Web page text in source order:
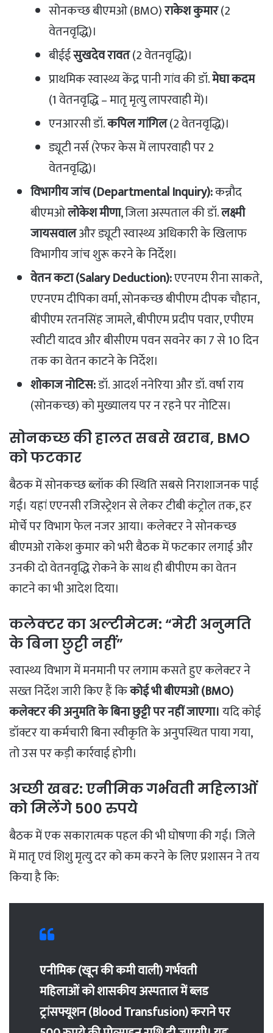
​सोनकच्छ बीएमओ (BMO)राकेश कुमार(2
वेतनवृद्धि)।
​बीईईसुखदेव रावत(2 वेतनवृद्धि)।
​प्राथमिक स्वास्थ्य केंद्र पानी गांव की डॉ.मेघा कदम
(1 वेतनवृद्धि – मातृ मृत्यु लापरवाही में)।
​एनआरसी डॉ.कपिल गांगिल(2 वेतनवृद्धि)।
​ड्यूटी नर्स (रेफर केस में लापरवाही पर 2
वेतनवृद्धि)।
विभागीय जांच (Departmental Inquiry):कन्नौद
बीएमओलोकेश मीणा, जिला अस्पताल की डॉ.लक्ष्मी
जायसवालऔर ड्यूटी स्वास्थ्य अधिकारी के खिलाफ
विभागीय जांच शुरू करने के निर्देश।
वेतन कटा (Salary Deduction):एएनएम रीना साकते,
एएनएम दीपिका वर्मा, सोनकच्छ बीपीएम दीपक चौहान,
बीपीएम रतनसिंह जामले, बीपीएम प्रदीप पवार, एपीएम
स्वीटी यादव और बीसीएम पवन सवनेर का 7 से 10 दिन
तक का वेतन काटने के निर्देश।
शोकाज नोटिस:डॉ. आदर्श ननेरिया और डॉ. वर्षा राय
(सोनकच्छ) को मुख्यालय पर न रहने पर नोटिस।
​सोनकच्छ की हालत सबसे खराब, BMO
को फटकार
​बैठक में सोनकच्छ ब्लॉक की स्थिति सबसे निराशाजनक पाई
गई। यहां एएनसी रजिस्ट्रेशन से लेकर टीबी कंट्रोल तक, हर
मोर्चे पर विभाग फेल नजर आया। कलेक्टर ने सोनकच्छ
बीएमओ राकेश कुमार को भरी बैठक में फटकार लगाई और
उनकी दो वेतनवृद्धि रोकने के साथ ही बीपीएम का वेतन
काटने का भी आदेश दिया।
​कलेक्टर का अल्टीमेटम: “मेरी अनुमति
के बिना छुट्टी नहीं”
​स्वास्थ्य विभाग में मनमानी पर लगाम कसते हुए कलेक्टर ने
सख्त निर्देश जारी किए हैं किकोई भी बीएमओ (BMO)
कलेक्टर की अनुमति के बिना छुट्टी पर नहीं जाएगा।यदि कोई
डॉक्टर या कर्मचारी बिना स्वीकृति के अनुपस्थित पाया गया,
तो उस पर कड़ी कार्रवाई होगी।
​अच्छी खबर: एनीमिक गर्भवती महिलाओं
को मिलेंगे 500 रुपये
​बैठक में एक सकारात्मक पहल की भी घोषणा की गई। जिले
में मातृ एवं शिशु मृत्यु दर को कम करने के लिए प्रशासन ने तय
किया है कि:
एनीमिक (खून की कमी वाली) गर्भवती
महिलाओं को शासकीय अस्पताल में ब्लड
ट्रांसफ्यूशन (Blood Transfusion) कराने पर